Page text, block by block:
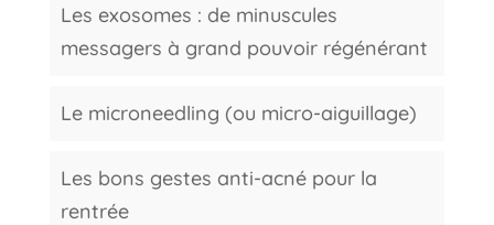
Les exosomes : de minuscules
messagers à grand pouvoir régénérant
Le microneedling (ou micro-aiguillage)
Les bons gestes anti-acné pour la
rentrée